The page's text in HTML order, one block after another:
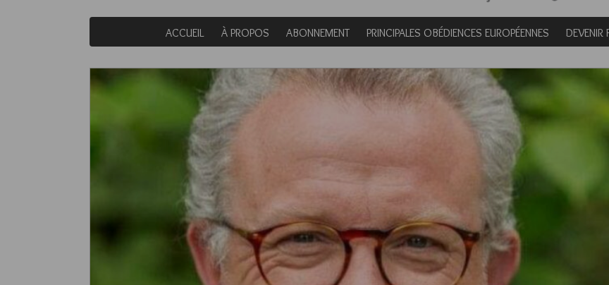
ACCUEIL À PROPOS ABONNEMENT PRINCIPALES OBÉDIENCES EUROPÉENNES DEVENIR